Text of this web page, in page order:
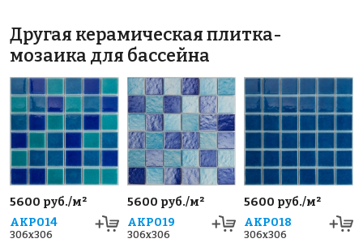
Другая керамическая плитка-
мозаика для бассейна
5600 руб./м²
AKP014
306x306
5600 руб./м²
AKP019
306x306
5600 руб./м²
AKP018
306x306